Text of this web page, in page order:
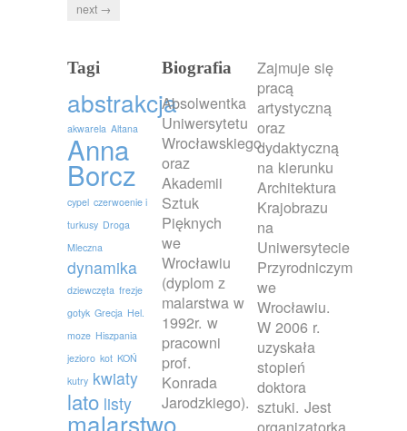
next →
Tagi
abstrakcja
akwarela Altana
Anna
Borcz
cypel czerwoenie i
turkusy Droga
Mleczna
dynamika
dziewczęta frezje
gotyk Grecja Hel.
moze Hiszpania
jezioro kot KOŃ
kutry kwiaty
lato listy
malarstwo
Biografia
Absolwentka
Uniwersytetu
Wrocławskiego
oraz
Akademii
Sztuk
Pięknych
we
Wrocławiu
(dyplom z
malarstwa w
1992r. w
pracowni
prof.
Konrada
Jarodzkiego).
Zajmuje się
pracą
artystyczną
oraz
dydaktyczną
na kierunku
Architektura
Krajobrazu
na
Uniwersytecie
Przyrodniczym
we
Wrocławiu.
W 2006 r.
uzyskała
stopień
doktora
sztuki. Jest
organizatorką